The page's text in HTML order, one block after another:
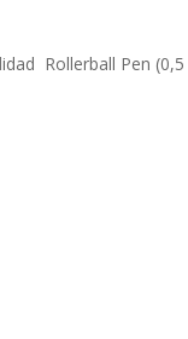
Rollerball Pen